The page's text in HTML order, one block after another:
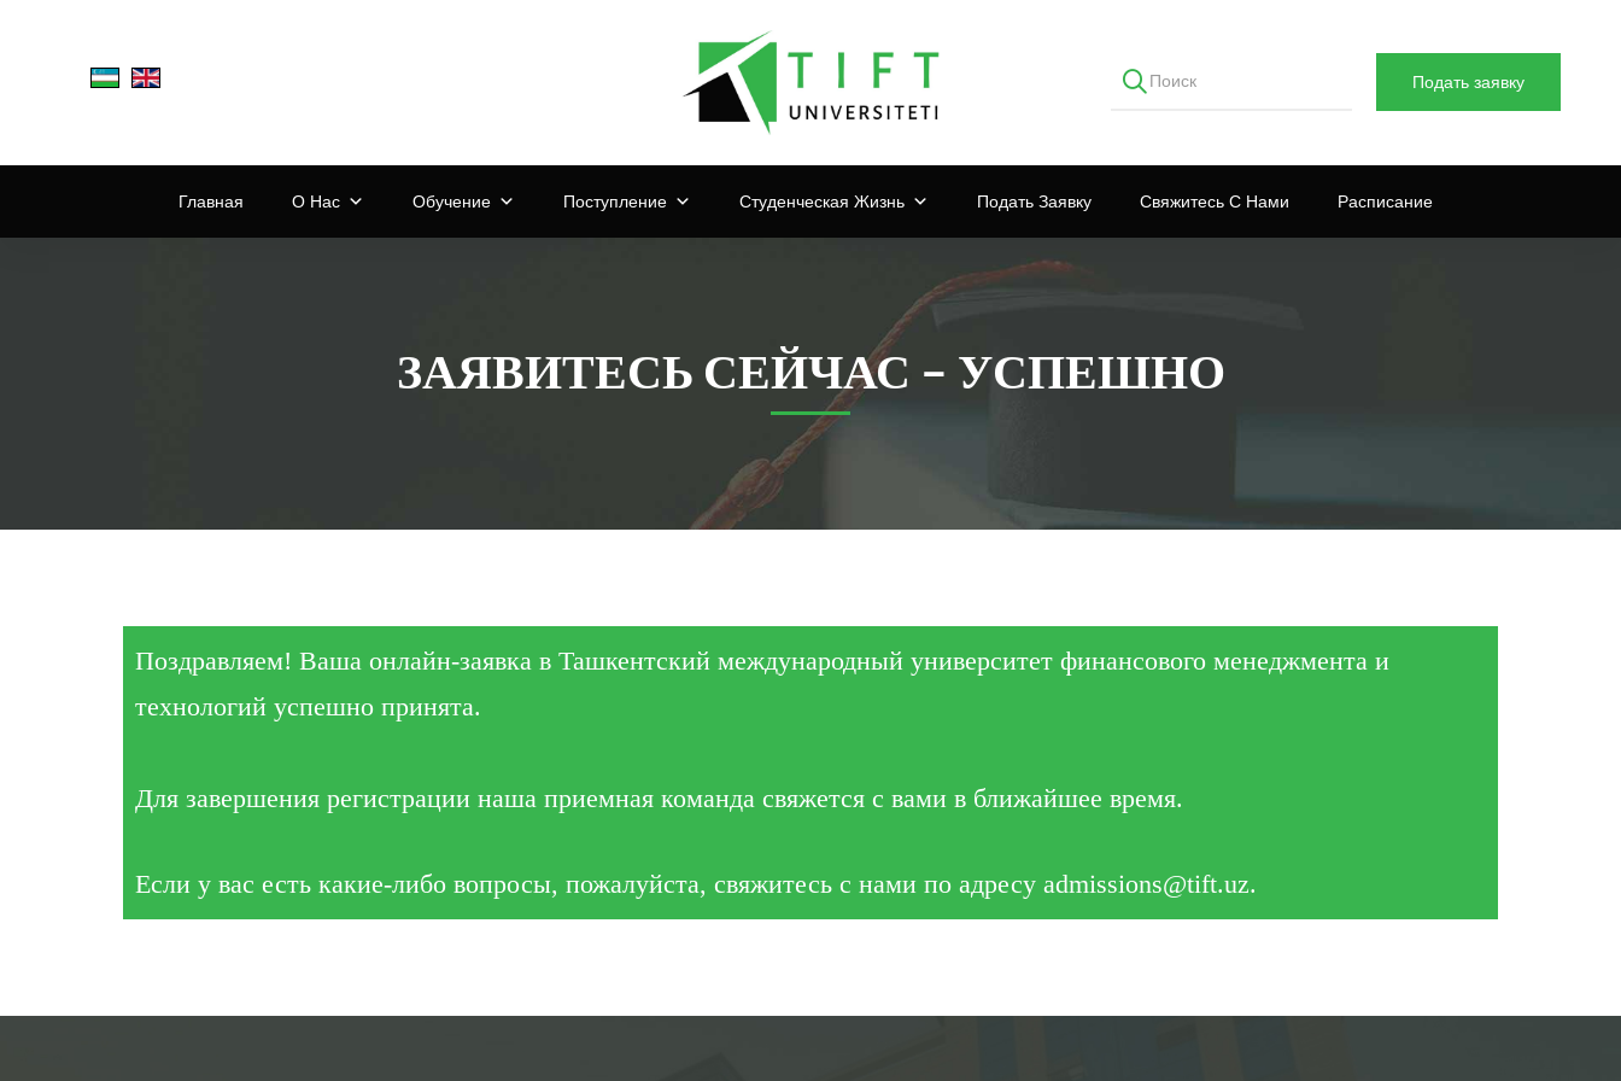
Подать заявку
Главная О Нас Обучение Поступление Студенческая Жизнь Подать Заявку Свяжитесь С Нами Расписание
ЗАЯВИТЕСЬ СЕЙЧАС – УСПЕШНО
Поздравляем! Ваша онлайн-заявка в Ташкентский международный университет финансового менеджмента и
технологий успешно принята.
Для завершения регистрации наша приемная команда свяжется с вами в ближайшее время.
Если у вас есть какие-либо вопросы, пожалуйста, свяжитесь с нами по адресу admissions@tift.uz.